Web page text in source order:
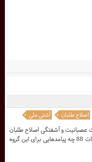
عصبانیت و آشفتگی اصلاح طلبان
شده است و اعتراف خاتمی به عدم تقلب در انتخابات 88 چه پیامدهایی برای این گروه
اصلاح طلبان آشتی ملی